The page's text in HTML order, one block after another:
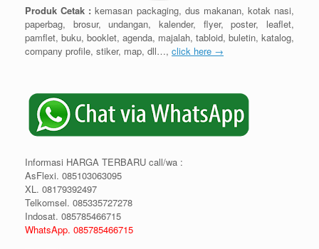
Produk Cetak : kemasan packaging, dus makanan, kotak nasi,
paperbag, brosur, undangan, kalender, flyer, poster, leaflet,
pamflet, buku, booklet, agenda, majalah, tabloid, buletin, katalog,
company profile, stiker, map, dll…, click here →
Informasi HARGA TERBARU call/wa :
AsFlexi. 085103063095
XL. 08179392497
Telkomsel. 085335727278
Indosat. 085785466715
WhatsApp. 085785466715